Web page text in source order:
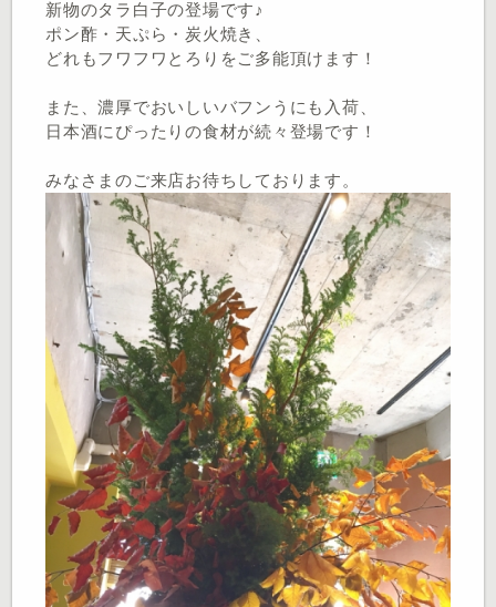
新物のタラ白子の登場です♪
ポン酢・天ぷら・炭火焼き、
どれもフワフワとろりをご多能頂けます！
また、濃厚でおいしいバフンうにも入荷、
日本酒にぴったりの食材が続々登場です！
みなさまのご来店お待ちしております。